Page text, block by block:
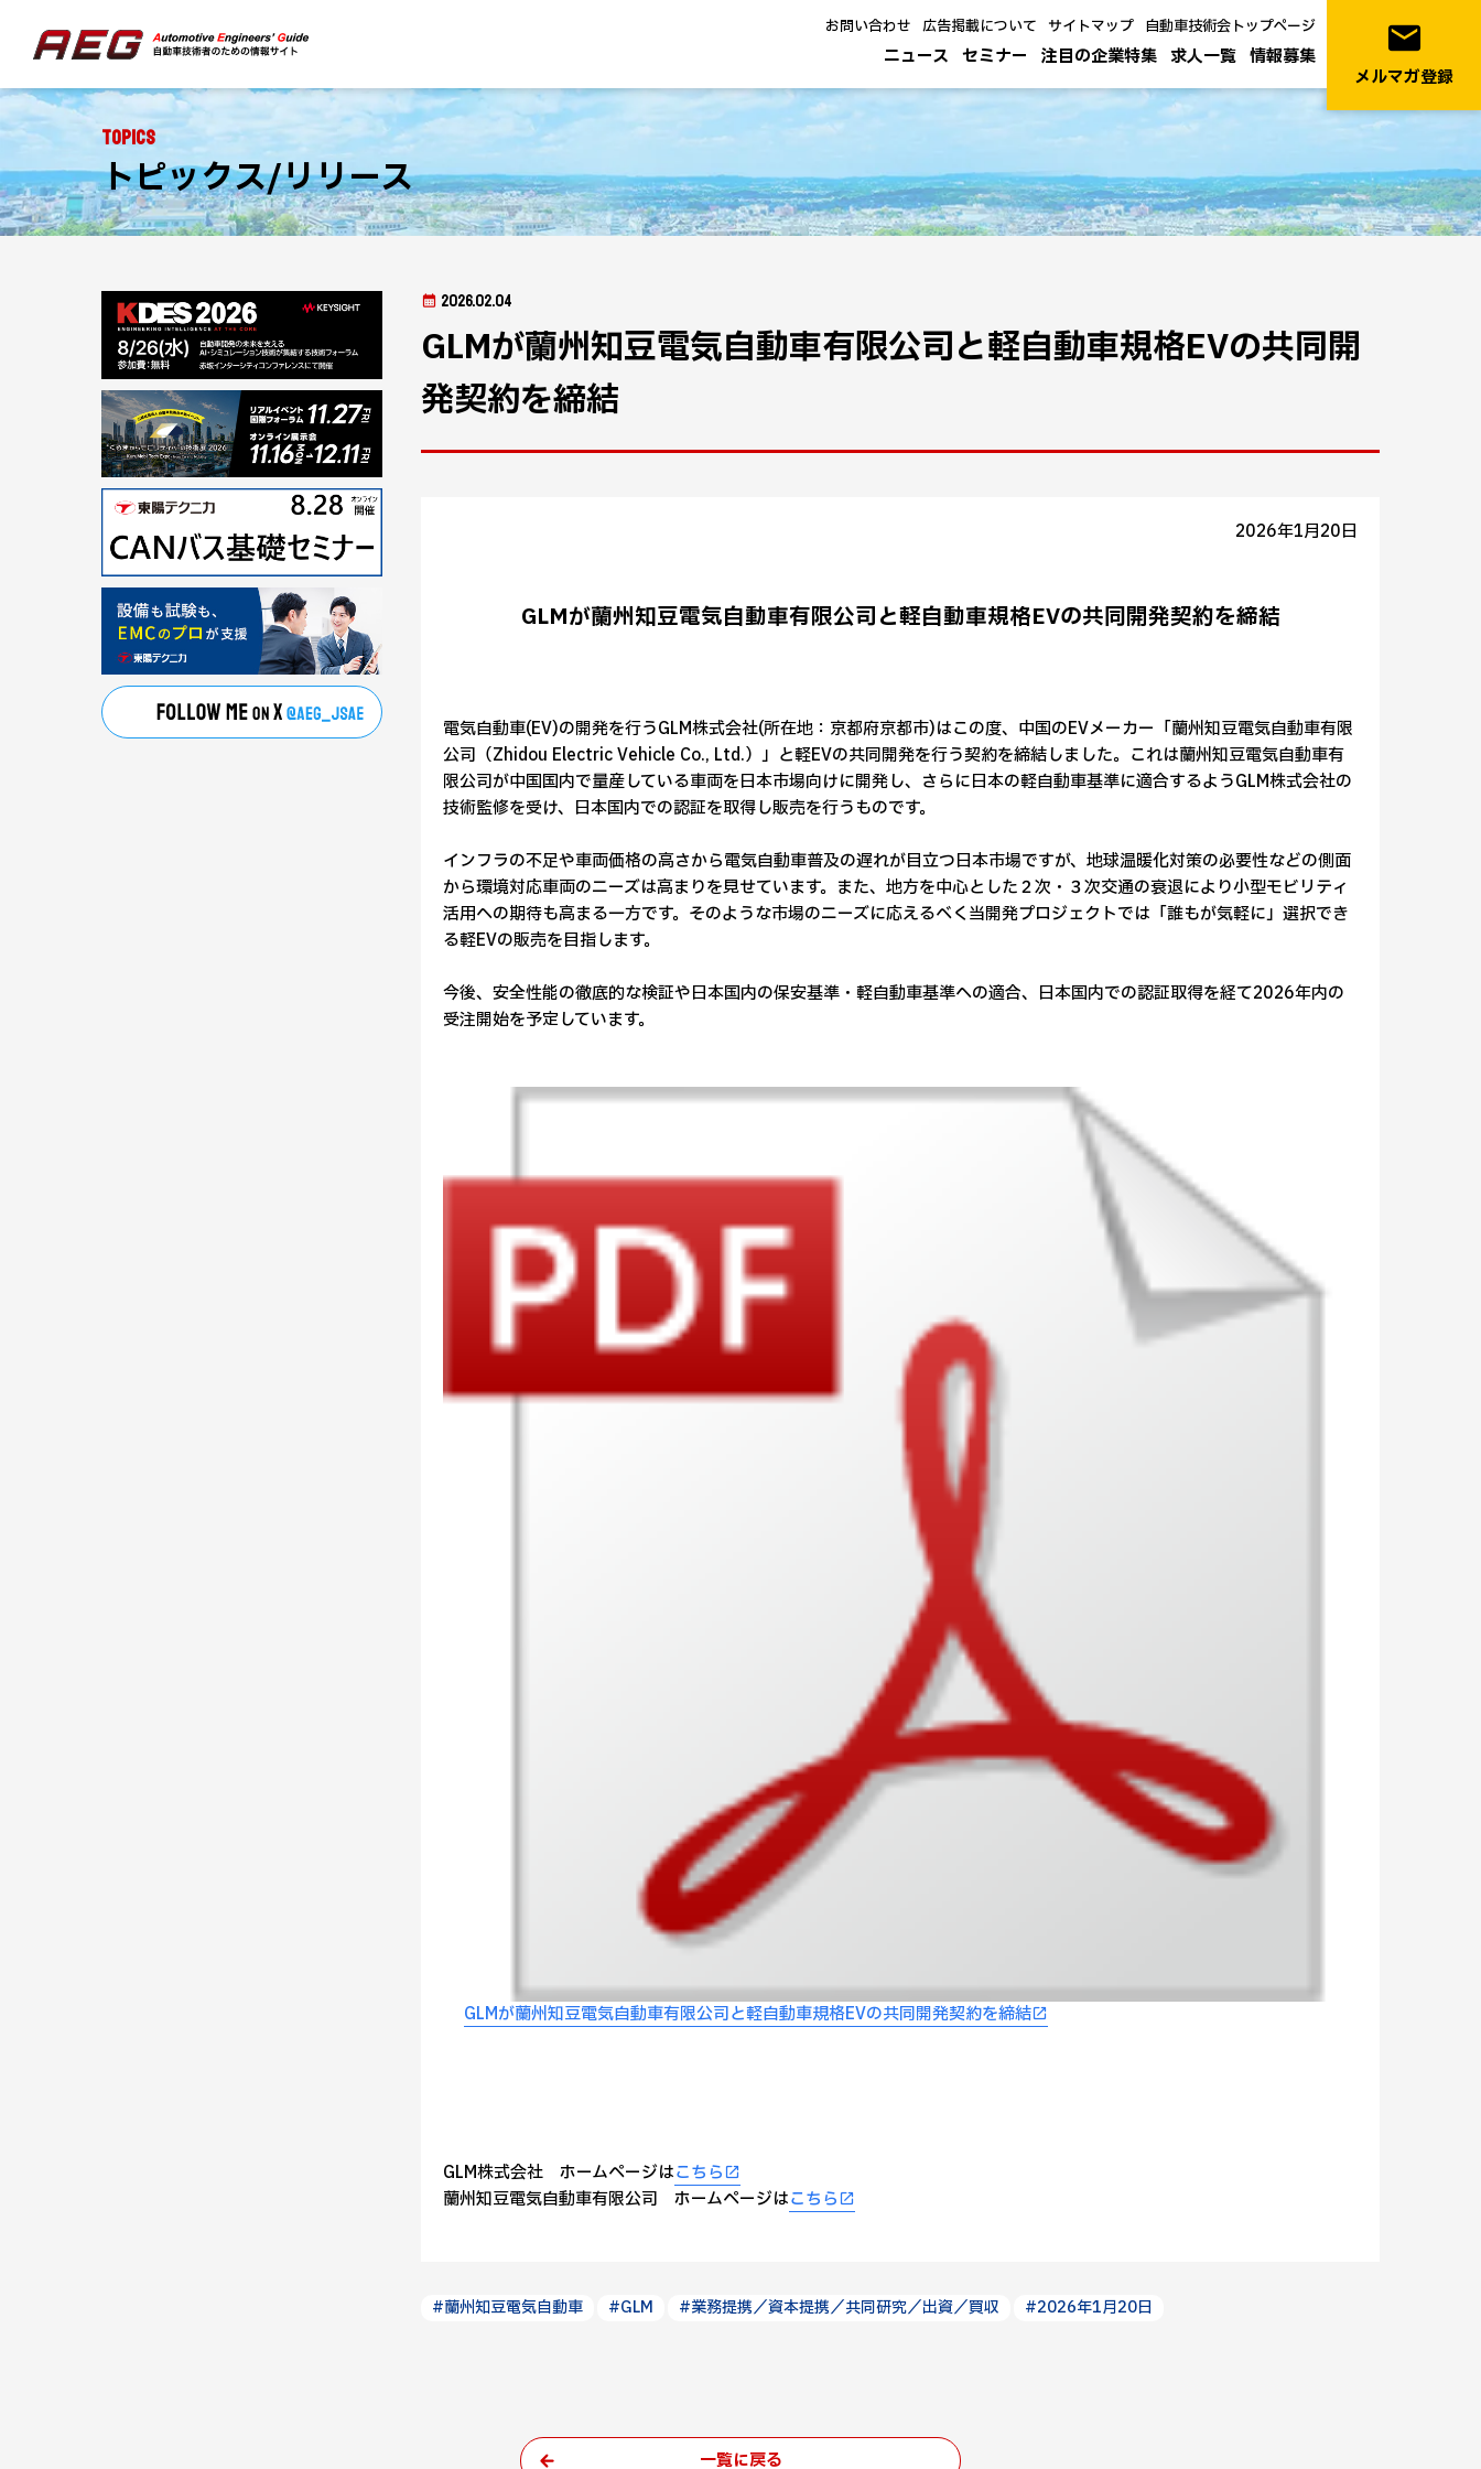
ニュース セミナー 注目の企業特集 求人一覧 情報募集
お問い合わせ 広告掲載について サイトマップ 自動車技術会トップページ email
メルマガ登録
Topics
トピックス/リリース
2026.02.04
GLMが蘭州知豆電気自動車有限公司と軽自動車規格EVの共同開
発契約を締結
2026年1月20日
GLMが蘭州知豆電気自動車有限公司と軽自動車規格EVの共同開発契約を締結
電気自動車(EV)の開発を行うGLM株式会社(所在地：京都府京都市)はこの度、中国のEVメーカー「蘭州知豆電気自動車有限
公司（Zhidou Electric Vehicle Co., Ltd.）」と軽EVの共同開発を行う契約を締結しました。これは蘭州知豆電気自動車有
限公司が中国国内で量産している車両を日本市場向けに開発し、さらに日本の軽自動車基準に適合するようGLM株式会社の
技術監修を受け、日本国内での認証を取得し販売を行うものです。
インフラの不足や車両価格の高さから電気自動車普及の遅れが目立つ日本市場ですが、地球温暖化対策の必要性などの側面
から環境対応車両のニーズは高まりを見せています。また、地方を中心とした２次・３次交通の衰退により小型モビリティ
活用への期待も高まる一方です。そのような市場のニーズに応えるべく当開発プロジェクトでは「誰もが気軽に」選択でき
る軽EVの販売を目指します。
今後、安全性能の徹底的な検証や日本国内の保安基準・軽自動車基準への適合、日本国内での認証取得を経て2026年内の
受注開始を予定しています。
GLMが蘭州知豆電気自動車有限公司と軽自動車規格EVの共同開発契約を締結
GLM株式会社 ホームページはこちら
蘭州知豆電気自動車有限公司 ホームページはこちら
#蘭州知豆電気自動車 #GLM #業務提携／資本提携／共同研究／出資／買収 #2026年1月20日
一覧に戻る